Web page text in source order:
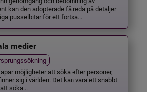
kan den adopterade få reda på detaljer
pusselbitar för ett fortsa...
medier
möjligheter att söka efter personer,
sig i världen. Det kan vara ett snabbt
söka...